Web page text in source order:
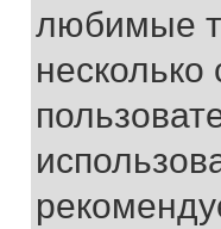
любимые